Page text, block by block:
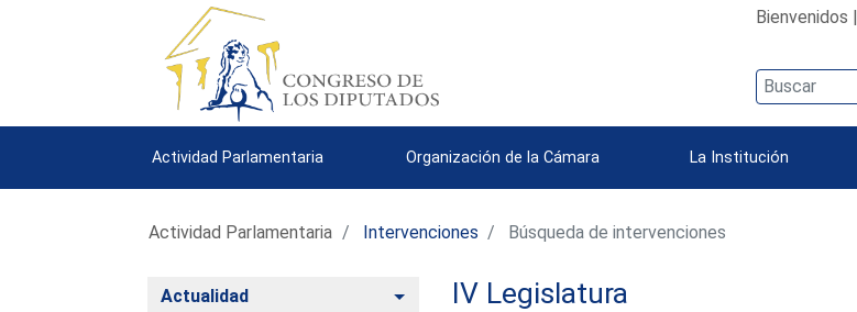
Bienvenidos |
Actividad Parlamentaria Organización de la Cámara La Institución
Actividad Parlamentaria Intervenciones Búsqueda de intervenciones
Actualidad AlternarIV Legislatura